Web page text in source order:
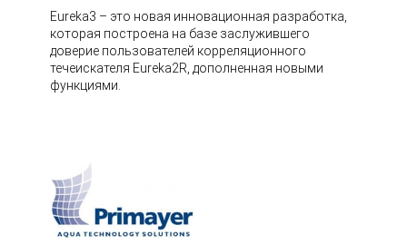
Eureka3 – это новая инновационная разработка,
которая построена на базе заслужившего
доверие пользователей корреляционного
течеискателя Eureka2R, дополненная новыми
функциями.